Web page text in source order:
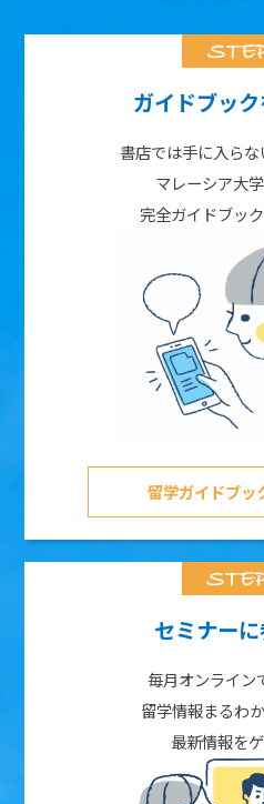
ガイドブッ
書店では手に入ら
マレーシア大
完全ガイドブッ
留学ガイドブッ
セミナー
毎月オンライン
留学情報まるわ
最新情報を